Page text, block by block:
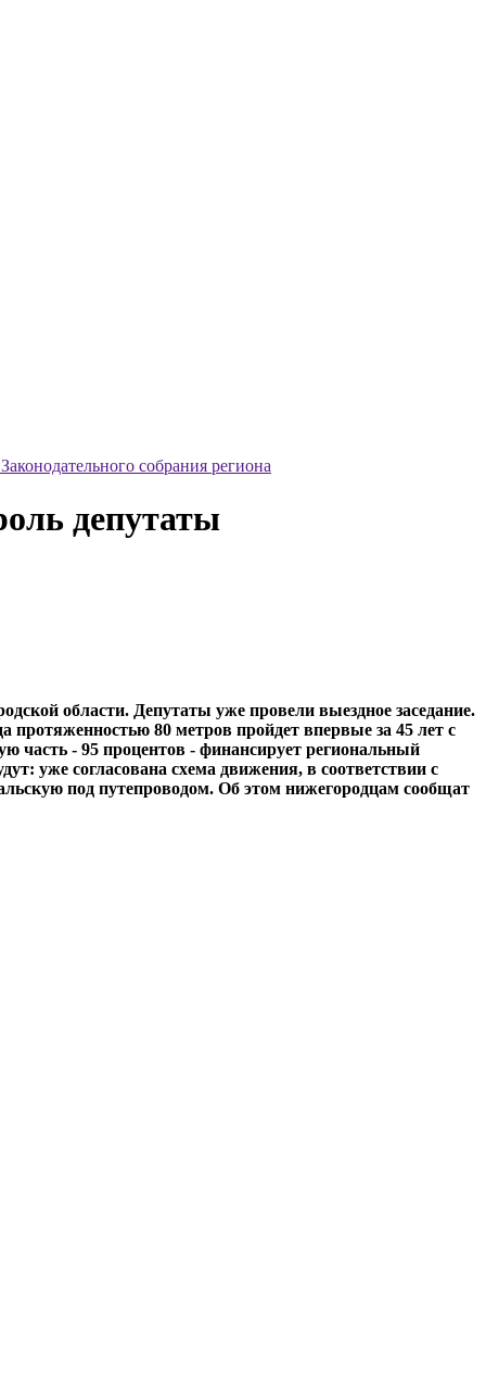
собрания региона
депутаты
области. Депутаты уже провели выездное заседание.
80 метров пройдет впервые за 45 лет с
часть - 95 процентов - финансирует региональный
уже согласована схема движения, в соответствии с
под путепроводом. Об этом нижегородцам сообщат